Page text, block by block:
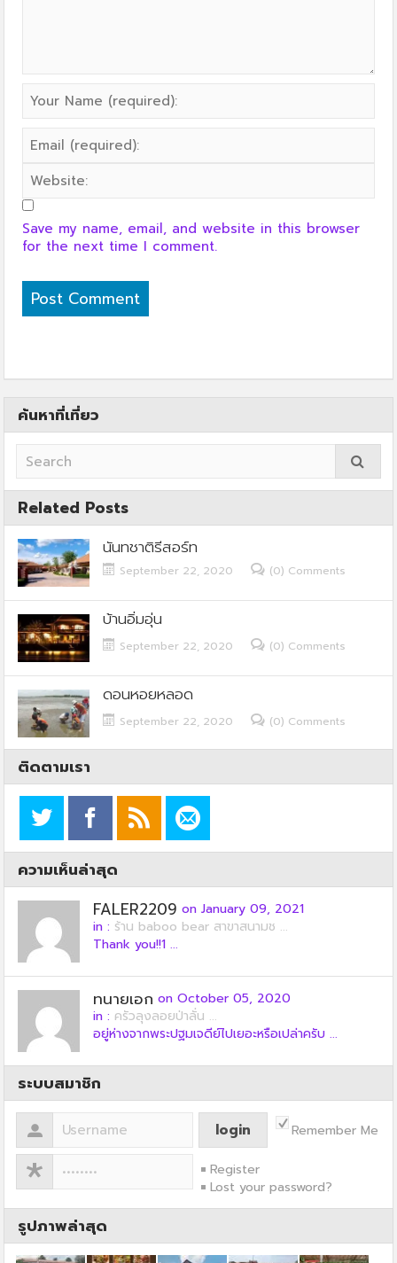
Save my name, email, and website in this browser
for the next time I comment.
ค้นหาที่เที่ยว
Related Posts
นันทชาติรีสอร์ท
September 22, 2020 (0) Comments
บ้านอิ่มอุ่น
September 22, 2020 (0) Comments
ดอนหอยหลอด
September 22, 2020 (0) Comments
ติดตามเรา
ความเห็นล่าสุด
FALER2209 on January 09, 2021
in : ร้าน baboo bear สาขาสนามช ...
Thank you!!1 ...
ทนายเอก on October 05, 2020
in : ครัวลุงลอยป่าลั่น ...
อยู่ห่างจากพระปฐมเจดีย์ไปเยอะหรือเปล่าครับ ...
ระบบสมาชิก
Remember Me
Register
Lost your password?
รูปภาพล่าสุด